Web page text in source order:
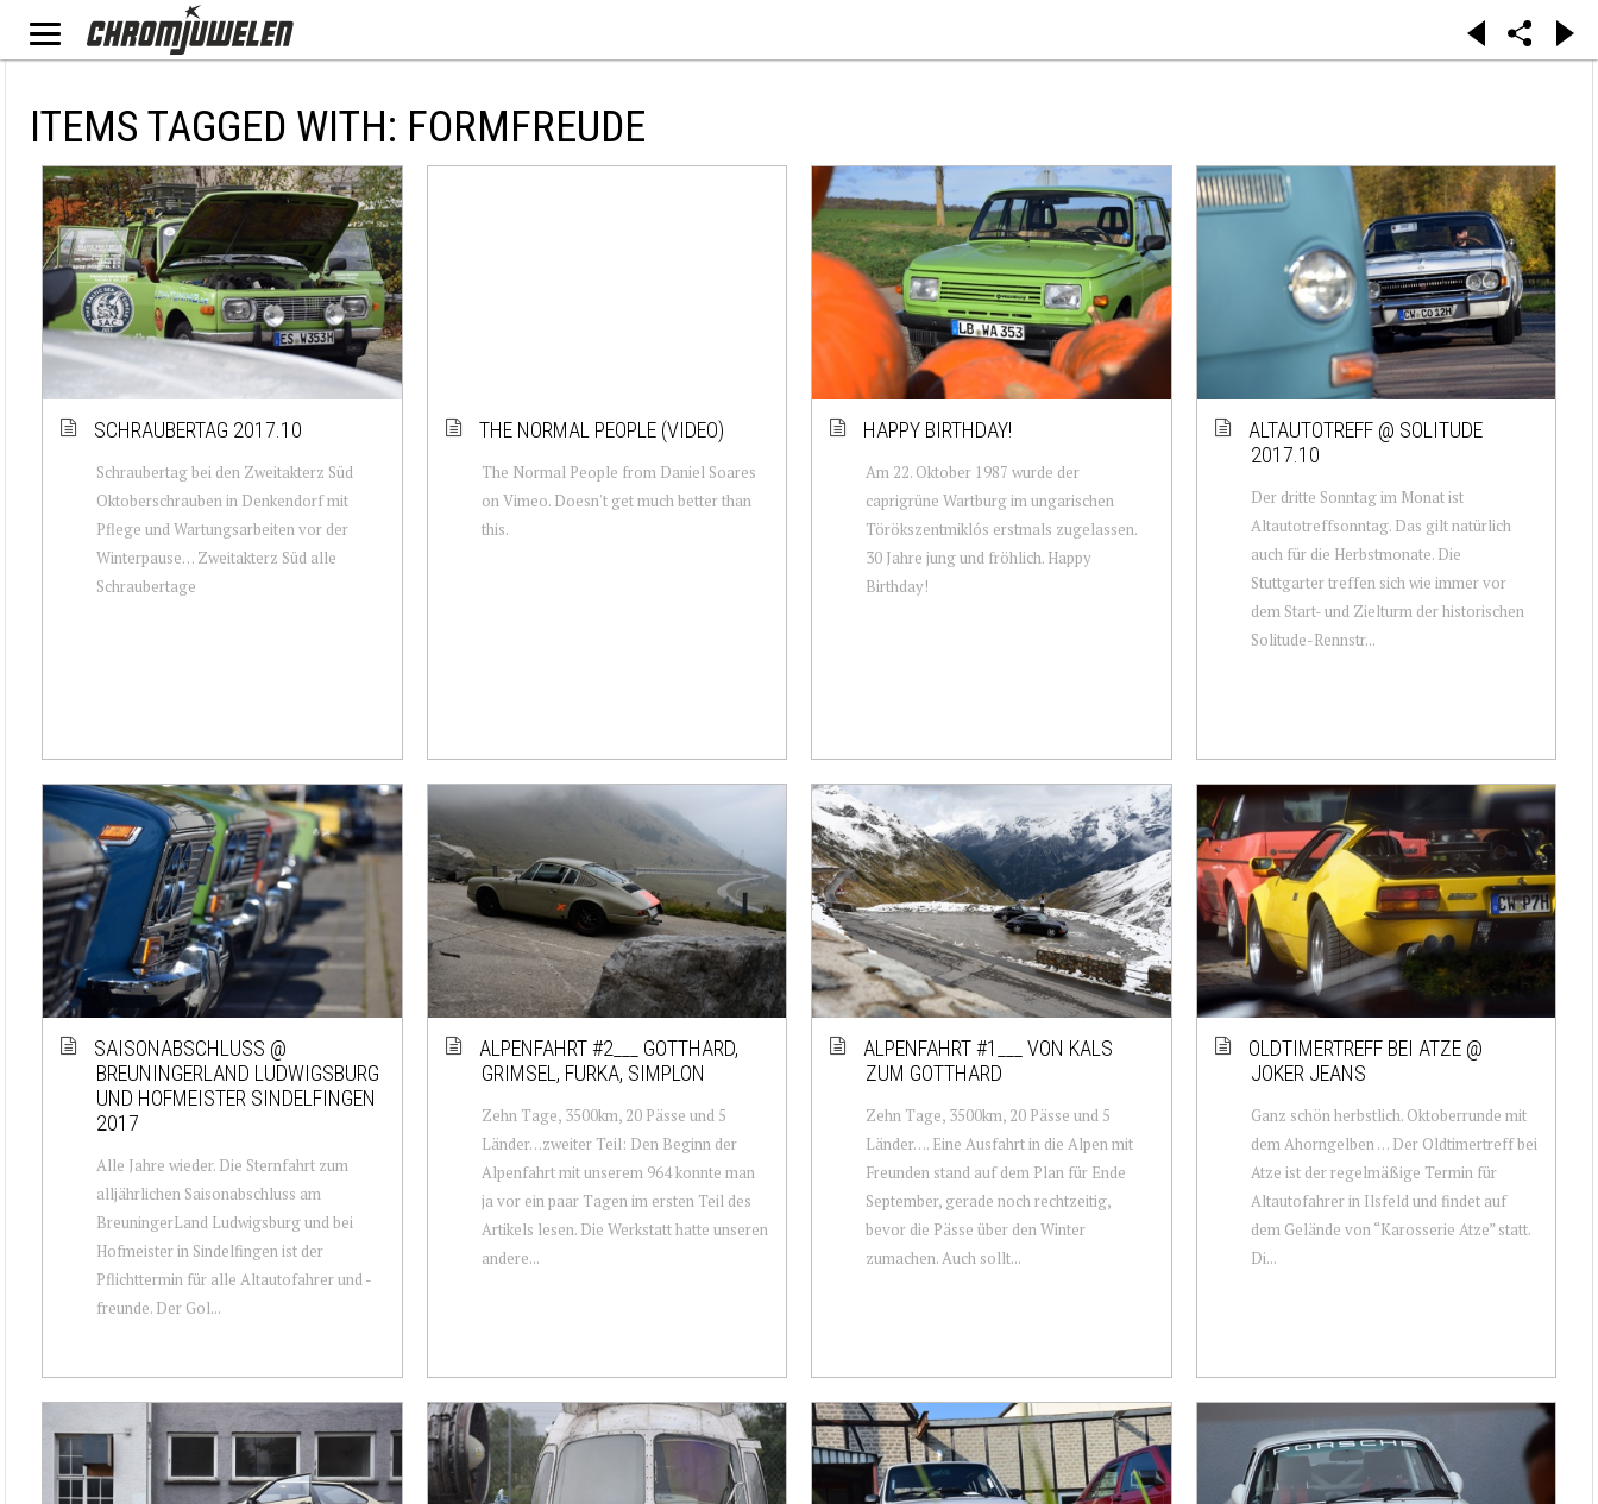
ITEMS TAGGED WITH: FORMFREUDE
SCHRAUBERTAG 2017.10
Schraubertag bei den Zweitakterz Süd
Oktoberschrauben in Denkendorf mit
Pflege und Wartungsarbeiten vor der
Winterpause… Zweitakterz Süd alle
Schraubertage
THE NORMAL PEOPLE (VIDEO)
The Normal People from Daniel Soares
on Vimeo. Doesn't get much better than
this.
HAPPY BIRTHDAY!
Am 22. Oktober 1987 wurde der
caprigrüne Wartburg im ungarischen
Törökszentmiklós erstmals zugelassen.
30 Jahre jung und fröhlich. Happy
Birthday!
ALTAUTOTREFF @ SOLITUDE
2017.10
Der dritte Sonntag im Monat ist
Altautotreffsonntag. Das gilt natürlich
auch für die Herbstmonate. Die
Stuttgarter treffen sich wie immer vor
dem Start- und Zielturm der historischen
Solitude-Rennstr...
SAISONABSCHLUSS @
BREUNINGERLAND LUDWIGSBURG
UND HOFMEISTER SINDELFINGEN
2017
Alle Jahre wieder. Die Sternfahrt zum
alljährlichen Saisonabschluss am
BreuningerLand Ludwigsburg und bei
Hofmeister in Sindelfingen ist der
Pflichttermin für alle Altautofahrer und -
freunde. Der Gol...
ALPENFAHRT #2___ GOTTHARD,
GRIMSEL, FURKA, SIMPLON
Zehn Tage, 3500km, 20 Pässe und 5
Länder…zweiter Teil: Den Beginn der
Alpenfahrt mit unserem 964 konnte man
ja vor ein paar Tagen im ersten Teil des
Artikels lesen. Die Werkstatt hatte unseren
andere...
ALPENFAHRT #1___ VON KALS
ZUM GOTTHARD
Zehn Tage, 3500km, 20 Pässe und 5
Länder…. Eine Ausfahrt in die Alpen mit
Freunden stand auf dem Plan für Ende
September, gerade noch rechtzeitig,
bevor die Pässe über den Winter
zumachen. Auch sollt...
OLDTIMERTREFF BEI ATZE @
JOKER JEANS
Ganz schön herbstlich. Oktoberrunde mit
dem Ahorngelben … Der Oldtimertreff bei
Atze ist der regelmäßige Termin für
Altautofahrer in Ilsfeld und findet auf
dem Gelände von “Karosserie Atze” statt.
Di...